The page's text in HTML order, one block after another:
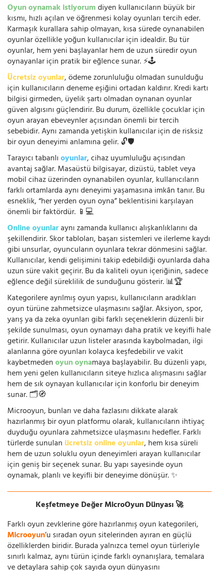
Oyun oynamak istiyorumdiyen kullanıcıların büyük bir
kısmı, hızlı açılan ve öğrenmesi kolay oyunları tercih eder.
Karmaşık kurallara sahip olmayan, kısa sürede oynanabilen
oyunlar özellikle yoğun kullanıcılar için idealdir. Bu tür
oyunlar, hem yeni başlayanlar hem de uzun süredir oyun
oynayanlar için pratik bir eğlence sunar. ⚡🕹️
Ücretsiz oyunlar, ödeme zorunluluğu olmadan sunulduğu
için kullanıcıların deneme eşiğini ortadan kaldırır. Kredi kartı
bilgisi girmeden, üyelik şartı olmadan oynanan oyunlar
güven algısını güçlendirir. Bu durum, özellikle çocuklar için
oyun arayan ebeveynler açısından önemli bir tercih
sebebidir. Aynı zamanda yetişkin kullanıcılar için de risksiz
bir oyun deneyimi anlamına gelir. 🔓🛡️
Tarayıcı tabanlıoyunlar, cihaz uyumluluğu açısından
avantaj sağlar. Masaüstü bilgisayar, dizüstü, tablet veya
mobil cihaz üzerinden oynanabilen oyunlar, kullanıcıların
farklı ortamlarda aynı deneyimi yaşamasına imkân tanır. Bu
esneklik, “her yerden oyun oyna” beklentisini karşılayan
önemli bir faktördür. 📱💻
Online oyunlaraynı zamanda kullanıcı alışkanlıklarını da
şekillendirir. Skor tabloları, başarı sistemleri ve ilerleme kaydı
gibi unsurlar, oyuncuların oyunlara tekrar dönmesini sağlar.
Kullanıcılar, kendi gelişimini takip edebildiği oyunlarda daha
uzun süre vakit geçirir. Bu da kaliteli oyun içeriğinin, sadece
eğlence değil süreklilik de sunduğunu gösterir. 📊🏆
Kategorilere ayrılmış oyun yapısı, kullanıcıların aradıkları
oyun türüne zahmetsizce ulaşmasını sağlar. Aksiyon, spor,
yarış ya da zeka oyunları gibi farklı seçeneklerin düzenli bir
şekilde sunulması, oyun oynamayı daha pratik ve keyifli hale
getirir. Kullanıcılar uzun listeler arasında kaybolmadan, ilgi
alanlarına göre oyunları kolayca keşfedebilir ve vakit
kaybetmedenoyun oynamaya başlayabilir. Bu düzenli yapı,
hem yeni gelen kullanıcıların siteye hızlıca alışmasını sağlar
hem de sık oynayan kullanıcılar için konforlu bir deneyim
sunar. 🗂️🧭
Microoyun, bunları ve daha fazlasını dikkate alarak
hazırlanmış bir oyun platformu olarak, kullanıcıların ihtiyaç
duyduğu oyunlara zahmetsizce ulaşmasını hedefler. Farklı
türlerde sunulan ücretsiz online oyunlar, hem kısa süreli
hem de uzun soluklu oyun deneyimleri arayan kullanıcılar
için geniş bir seçenek sunar. Bu yapı sayesinde oyun
oynamak, planlı ve keyifli bir deneyime dönüşür. ✨
Keşfetmeye Değer MicroOyun Dünyası 🚀
Farklı oyun zevklerine göre hazırlanmış oyun kategorileri,
Microoyun’u sıradan oyun sitelerinden ayıran en güçlü
özelliklerden biridir. Burada yalnızca temel oyun türleriyle
sınırlı kalmaz, aynı türün içinde farklı oynanışlara, temalara
ve detaylara sahip çok sayıda oyun dünyasını